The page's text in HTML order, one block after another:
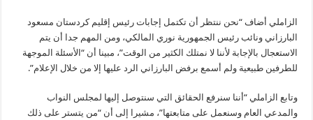
الزاملي أضاف “نحن ننتظر أن تكتمل إجابات رئيس إقليم كردستان مسعود
البارزاني ونائب رئيس الجمهورية نوري المالكي، ومن المهم جدا أن يتم
الاستعجال بالإجابة لأننا لا نمتلك الكثير من الوقت”، مبينا أن “الأسئلة الموجهة
للطرفين طبيعية ولم أسمع برفض البارزاني الرد عليها إلا من خلال الإعلام”.
وتابع الزاملي “أننا سنرفع الحقائق التي سنتوصل إليها لمجلس النواب
والمدعي العام وسنعمل على متابعتها”، مشيرا إلى أن “من يتستر على ذلك